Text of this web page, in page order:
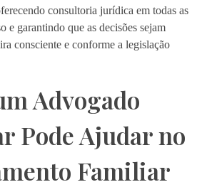
consultoria jurídica em todas as
e garantindo que as decisões sejam
consciente e conforme a legislação
Advogado
Pode Ajudar no
Familiar